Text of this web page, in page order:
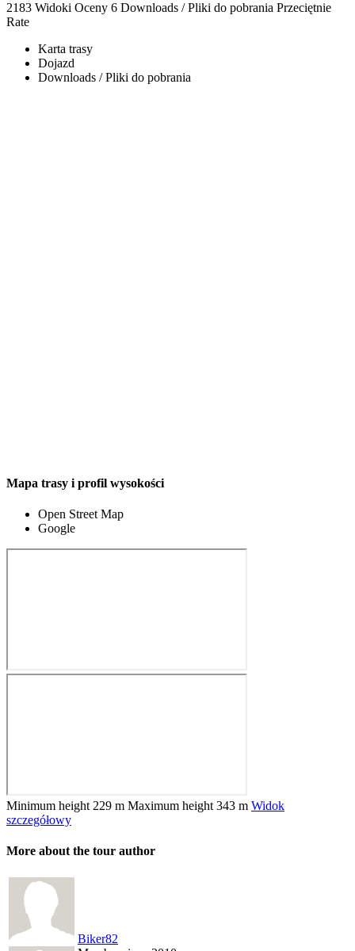
2183 Widoki Oceny 6 Downloads / Pliki do pobrania Przeciętnie
Rate
Karta trasy
Dojazd
Downloads / Pliki do pobrania
Mapa trasy i profil wysokości
Open Street Map
Google
Minimum height 229 m Maximum height 343 m Widok
szczegółowy
More about the tour author
Biker82